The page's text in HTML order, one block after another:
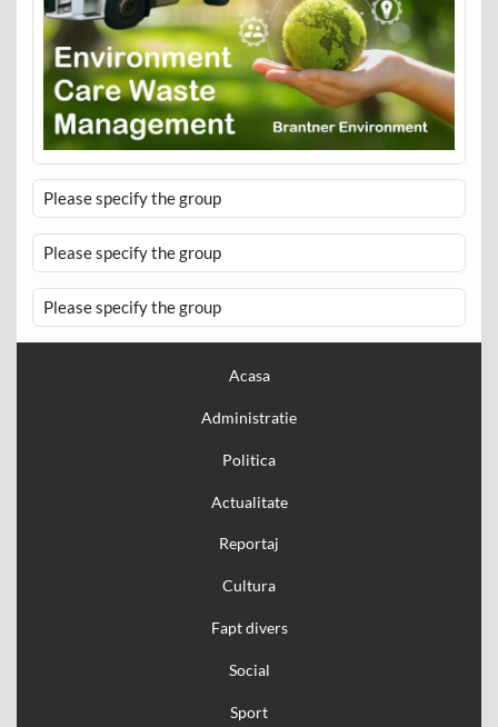
Please specify the group
Please specify the group
Please specify the group
Acasa
Administratie
Politica
Actualitate
Reportaj
Cultura
Fapt divers
Social
Sport